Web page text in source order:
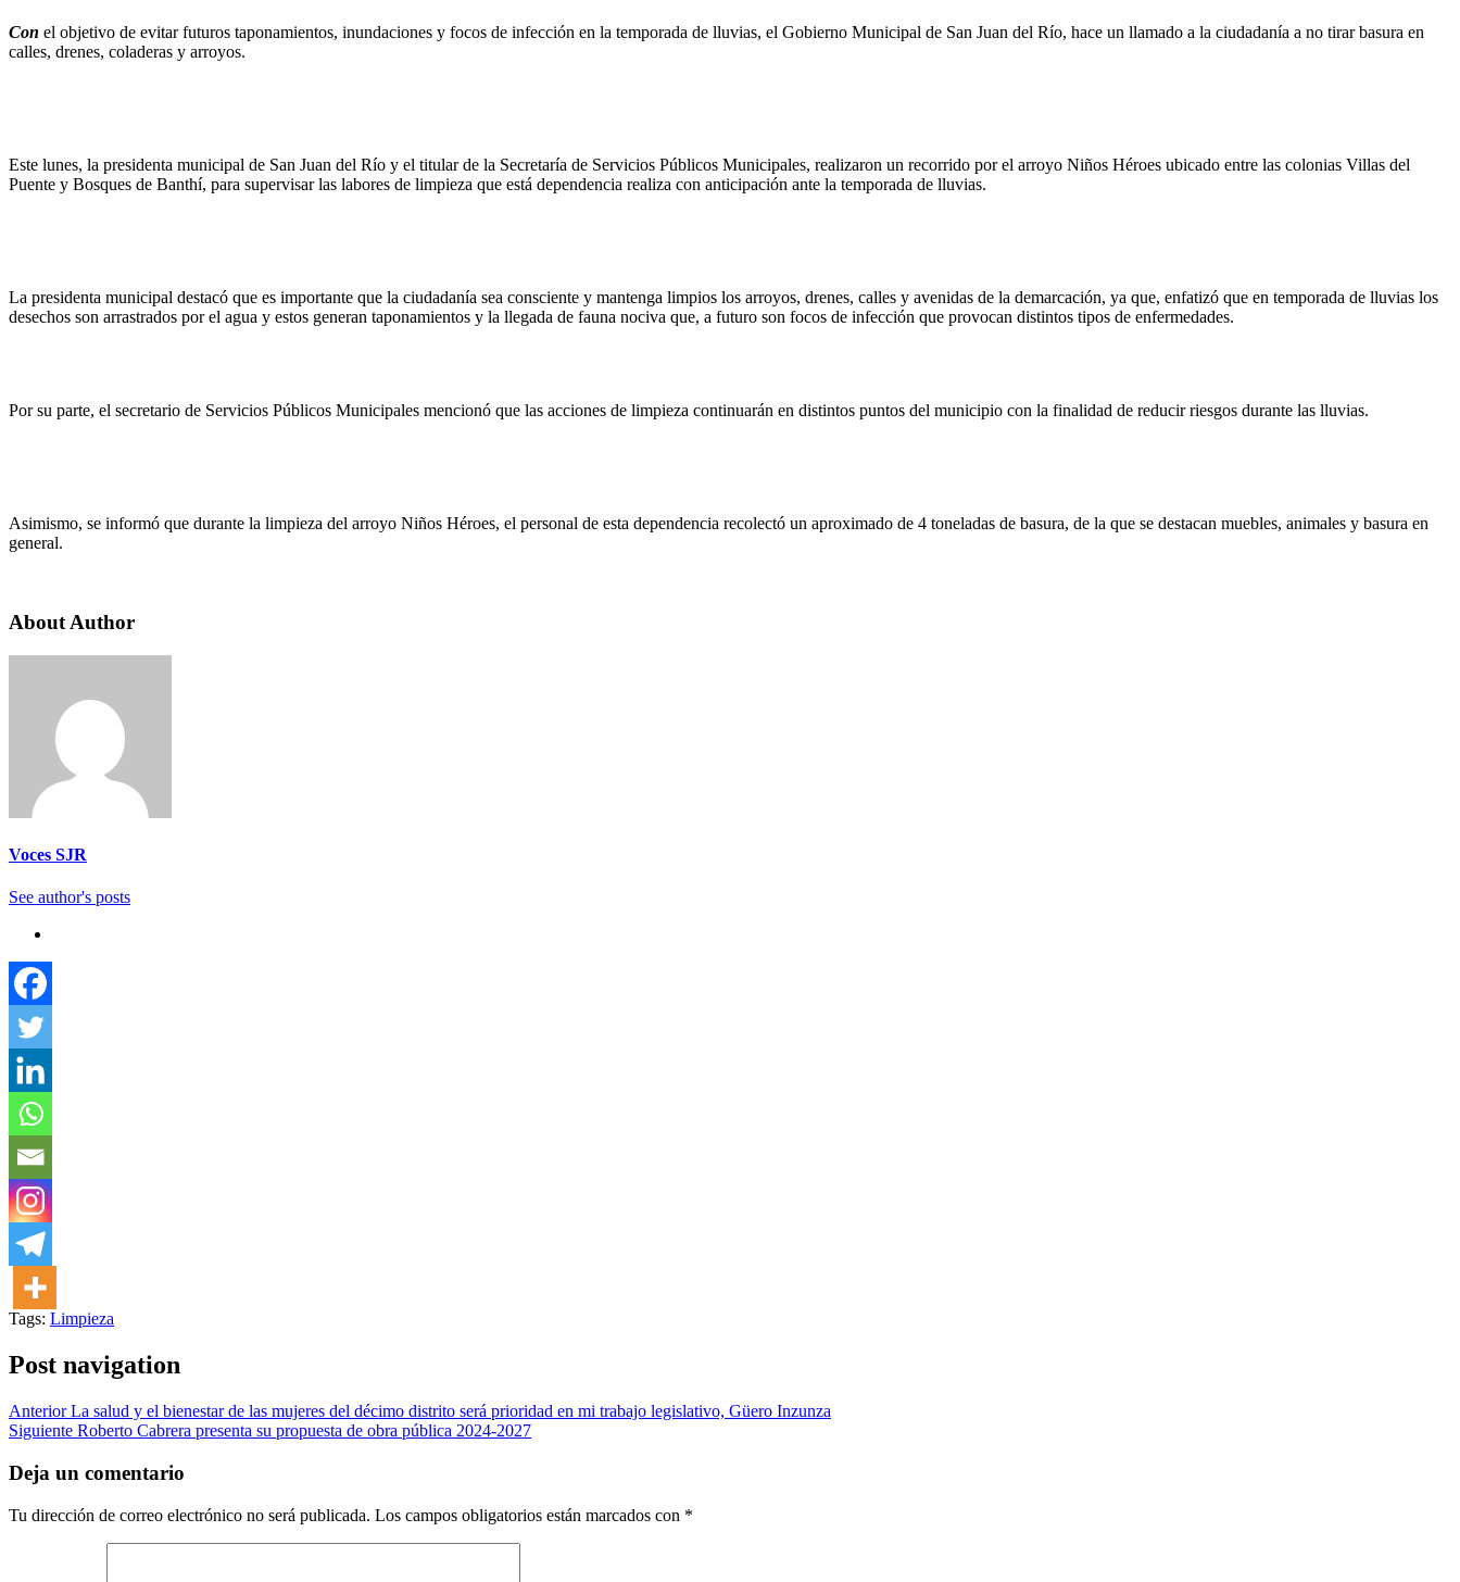
Con el objetivo de evitar futuros taponamientos, inundaciones y focos de infección en la temporada de lluvias, el Gobierno Municipal de San Juan del Río, hace un llamado a la ciudadanía a no tirar basura en
calles, drenes, coladeras y arroyos.
Este lunes, la presidenta municipal de San Juan del Río y el titular de la Secretaría de Servicios Públicos Municipales, realizaron un recorrido por el arroyo Niños Héroes ubicado entre las colonias Villas del
Puente y Bosques de Banthí, para supervisar las labores de limpieza que está dependencia realiza con anticipación ante la temporada de lluvias.
La presidenta municipal destacó que es importante que la ciudadanía sea consciente y mantenga limpios los arroyos, drenes, calles y avenidas de la demarcación, ya que, enfatizó que en temporada de lluvias los
desechos son arrastrados por el agua y estos generan taponamientos y la llegada de fauna nociva que, a futuro son focos de infección que provocan distintos tipos de enfermedades.
Por su parte, el secretario de Servicios Públicos Municipales mencionó que las acciones de limpieza continuarán en distintos puntos del municipio con la finalidad de reducir riesgos durante las lluvias.
Asimismo, se informó que durante la limpieza del arroyo Niños Héroes, el personal de esta dependencia recolectó un aproximado de 4 toneladas de basura, de la que se destacan muebles, animales y basura en
general.
About Author
Voces SJR
See author's posts
Tags: Limpieza
Post navigation
AnteriorLa salud y el bienestar de las mujeres del décimo distrito será prioridad en mi trabajo legislativo, Güero Inzunza
Siguiente Roberto Cabrera presenta su propuesta de obra pública 2024-2027
Deja un comentario
Tu dirección de correo electrónico no será publicada. Los campos obligatorios están marcados con *